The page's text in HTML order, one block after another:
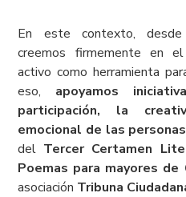
En este contexto,
creemos firmemente en
activo como herramienta
eso, apoyamos
participación, la
emocional de las
del Tercer Certamen
Poemas para mayores de
asociación Tribuna